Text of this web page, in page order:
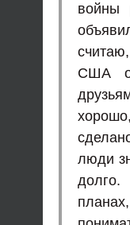
войны
США
люди